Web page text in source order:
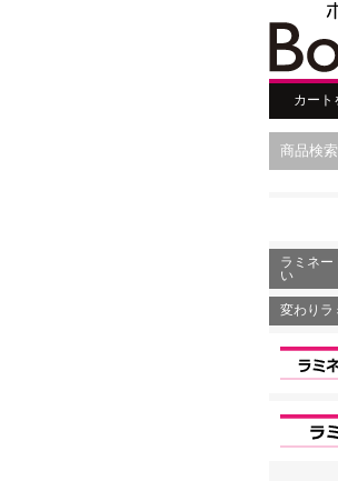
カート
商品検索
ラミネー
い
変わりラ